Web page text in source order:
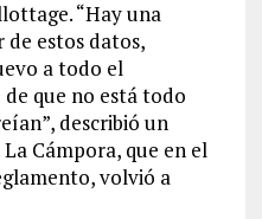
“Hay una
estos datos,
a todo el
que no está todo
describió un
Cámpora, que en el
volvió a